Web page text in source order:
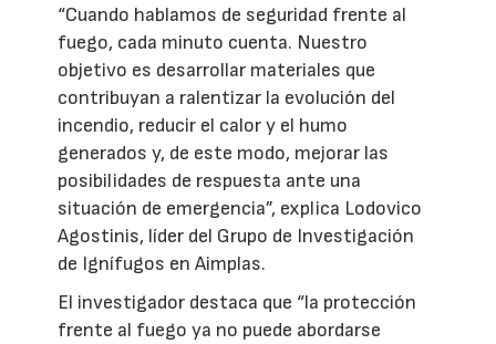
“Cuando hablamos de seguridad frente al
fuego, cada minuto cuenta. Nuestro
objetivo es desarrollar materiales que
contribuyan a ralentizar la evolución del
incendio, reducir el calor y el humo
generados y, de este modo, mejorar las
posibilidades de respuesta ante una
situación de emergencia”, explica Lodovico
Agostinis, líder del Grupo de Investigación
de Ignífugos en Aimplas.
El investigador destaca que “la protección
frente al fuego ya no puede abordarse